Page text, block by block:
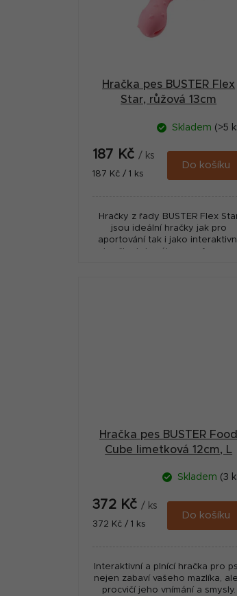
Hračka pes BUSTER Flex
Star, růžová 13cm
Skladem (>5
187 Kč / ks
Měrná
187 Kč / 1 ks
Do košíku
Hračky z řady BUSTER Flex
jsou ideální hračky jak pro
aportování tak i jako
Hračka pes BUSTER Food
Cube limetková 12cm, L
Skladem (3
372 Kč / ks
Měrná
372 Kč / 1 ks
Do košíku
Interaktivní a plnící hračka pro
nejen zabaví vašeho mazlíka,
procvičí jeho vnímání a smysly.